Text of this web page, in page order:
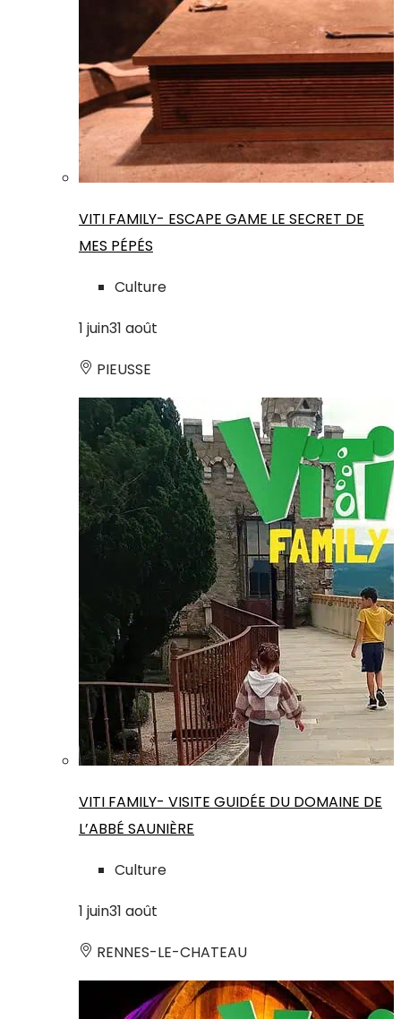
VITI FAMILY- ESCAPE GAME LE SECRET DE
MES PÉPÉS
Culture
1 juin31 août
PIEUSSE
VITI FAMILY- VISITE GUIDÉE DU DOMAINE DE
L’ABBÉ SAUNIÈRE
Culture
1 juin31 août
RENNES-LE-CHATEAU